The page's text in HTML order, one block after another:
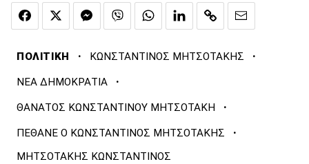
ΠΟΛΙΤΙΚΗ · ΚΩΝΣΤΑΝΤΙΝΟΣ ΜΗΤΣΟΤΑΚΗΣ ·
ΝΕΑ ΔΗΜΟΚΡΑΤΙΑ ·
ΘΑΝΑΤΟΣ ΚΩΝΣΤΑΝΤΙΝΟΥ ΜΗΤΣΟΤΑΚΗ ·
ΠΕΘΑΝΕ Ο ΚΩΝΣΤΑΝΤΙΝΟΣ ΜΗΤΣΟΤΑΚΗΣ ·
ΜΗΤΣΟΤΑΚΗΣ ΚΩΝΣΤΑΝΤΙΝΟΣ